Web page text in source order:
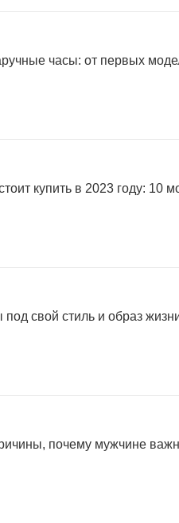
часы: от первых
купить в 2023 году: 10
свой стиль и образ
почему мужчине